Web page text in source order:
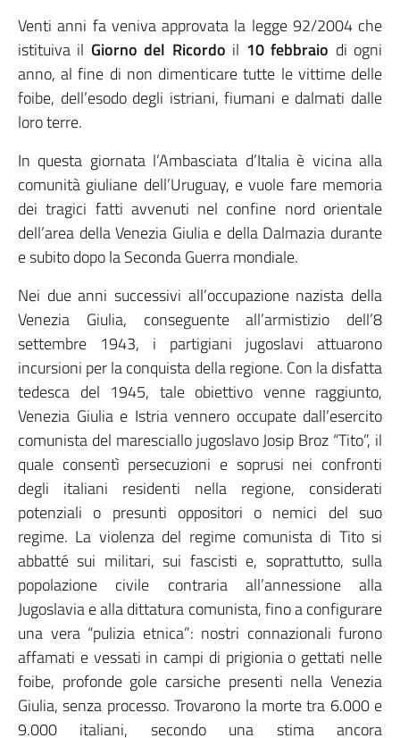
Venti anni fa veniva approvata la legge 92/2004 che
istituiva il Giorno del Ricordo il 10 febbraio di ogni
anno, al fine di non dimenticare tutte le vittime delle
foibe, dell’esodo degli istriani, fiumani e dalmati dalle
loro terre.
In questa giornata l’Ambasciata d’Italia è vicina alla
comunità giuliane dell’Uruguay, e vuole fare memoria
dei tragici fatti avvenuti nel confine nord orientale
dell’area della Venezia Giulia e della Dalmazia durante
e subito dopo la Seconda Guerra mondiale.
Nei due anni successivi all’occupazione nazista della
Venezia Giulia, conseguente all’armistizio dell’8
settembre 1943, i partigiani jugoslavi attuarono
incursioni per la conquista della regione. Con la disfatta
tedesca del 1945, tale obiettivo venne raggiunto,
Venezia Giulia e Istria vennero occupate dall’esercito
comunista del maresciallo jugoslavo Josip Broz “Tito”, il
quale consentì persecuzioni e soprusi nei confronti
degli italiani residenti nella regione, considerati
potenziali o presunti oppositori o nemici del suo
regime. La violenza del regime comunista di Tito si
abbatté sui militari, sui fascisti e, soprattutto, sulla
popolazione civile contraria all’annessione alla
Jugoslavia e alla dittatura comunista, fino a configurare
una vera “pulizia etnica”: nostri connazionali furono
affamati e vessati in campi di prigionia o gettati nelle
foibe, profonde gole carsiche presenti nella Venezia
Giulia, senza processo. Trovarono la morte tra 6.000 e
9.000 italiani, secondo una stima ancora